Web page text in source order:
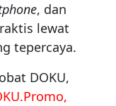
, dan
lewat
tepercaya.
DOKU,